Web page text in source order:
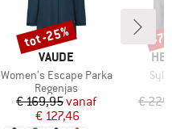
MERK
VAUDE
Artikel
Women's Escape Parka
Productgroep
Regenjas
Prijs
€ 169,95Verlaagde prijs
vanaf
€ 127,46
Korting
tot -25%
€
-